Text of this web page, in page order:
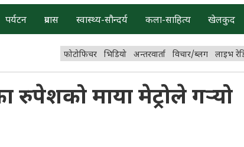
पर्यटन प्रवास स्वास्थ्य-सौन्दर्य कला-साहित्य खेलकुद
फोटोफिचर भिडियो अन्तरवार्ता विचार/ब्लग लाइभ
रुपेशको माया मेट्रोले गर्‍यो